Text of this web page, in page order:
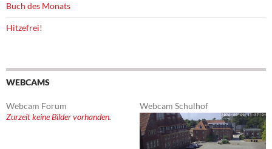
Buch des Monats
Hitzefrei!
WEBCAMS
Webcam Forum
Zurzeit keine Bilder vorhanden.
Webcam Schulhof